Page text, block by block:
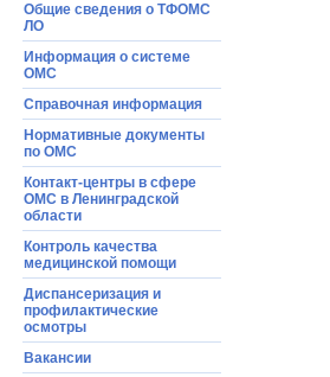
Общие сведения о ТФОМС
ЛО
Информация o системе
ОМС
Справочная информация
Нормативные документы
по ОМС
Контакт-центры в сфере
ОМС в Ленинградской
области
Контроль качества
медицинской помощи
Диспансеризация и
профилактические
осмотры
Вакансии